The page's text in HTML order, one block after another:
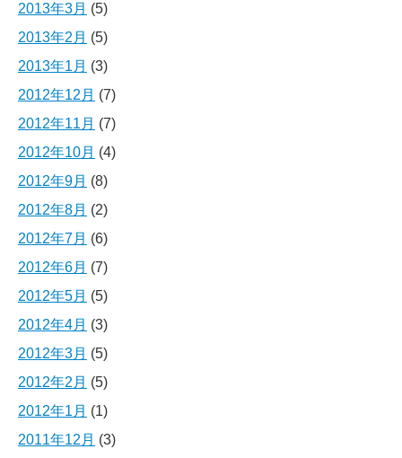
2013年3月 (5)
2013年2月 (5)
2013年1月 (3)
2012年12月 (7)
2012年11月 (7)
2012年10月 (4)
2012年9月 (8)
2012年8月 (2)
2012年7月 (6)
2012年6月 (7)
2012年5月 (5)
2012年4月 (3)
2012年3月 (5)
2012年2月 (5)
2012年1月 (1)
2011年12月 (3)